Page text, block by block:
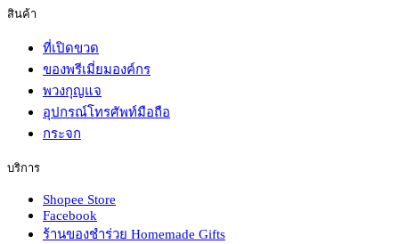
สินค้า
ที่เปิดขวด
ของพรีเมี่ยมองค์กร
พวงกุญแจ
อุปกรณ์โทรศัพท์มือถือ
กระจก
บริการ
Shopee Store
Facebook
ร้านของชำร่วย Homemade Gifts